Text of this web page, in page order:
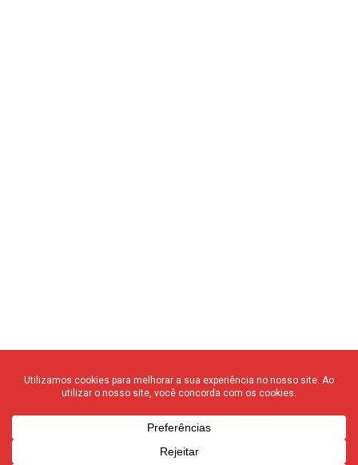
© 2020 F3 Notícias – Todos os direitos reservados